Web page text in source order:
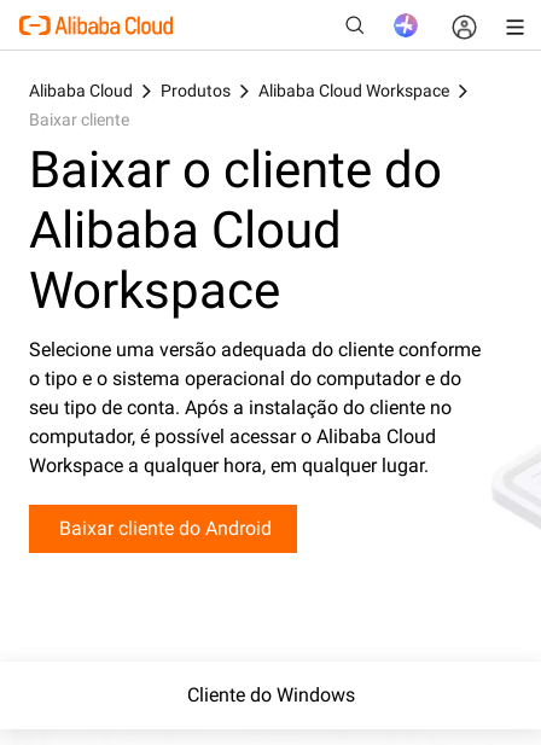
Alibaba Cloud Produtos
Alibaba Cloud Workspace
Baixar cliente
Baixar o cliente do
Alibaba Cloud
Workspace
Selecione uma versão adequada do cliente conforme
o tipo e o sistema operacional do computador e do
seu tipo de conta. Após a instalação do cliente no
computador, é possível acessar o Alibaba Cloud
Workspace a qualquer hora, em qualquer lugar.
Baixar cliente do Android
Cliente do Windows